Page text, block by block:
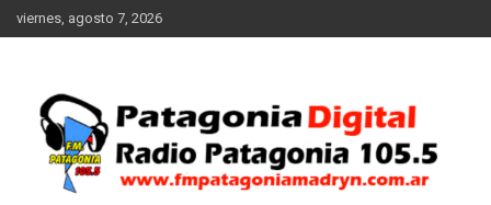
Saltar
al
viernes, agosto 7, 2026